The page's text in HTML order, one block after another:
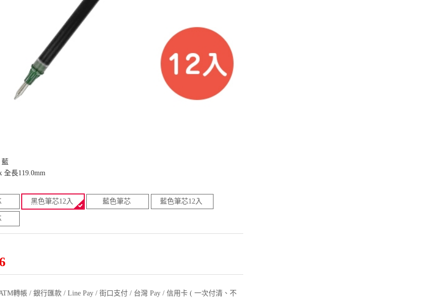
全長119.0mm
黑色筆芯12入 藍色筆芯 藍色筆芯12入
轉帳 / 銀行匯款 / Line Pay / 街口支付 / 台灣 Pay / 信用卡 ( 一次付清、不